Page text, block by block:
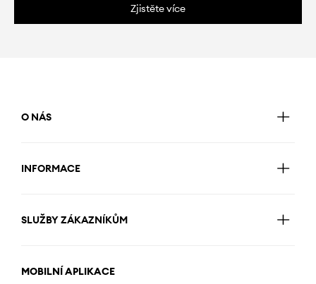
Zjistěte více
O NÁS
INFORMACE
SLUŽBY ZÁKAZNÍKŮM
MOBILNÍ APLIKACE